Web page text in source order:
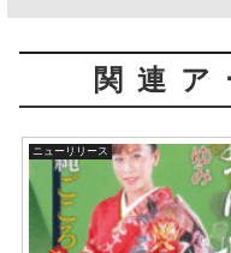
関連ア
ニューリリース